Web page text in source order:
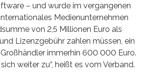
– und wurde im vergangenen
Medienunternehmen
von 2,5 Millionen Euro als
Lizenzgebühr zahlen müssen, ein
immerhin 600 000 Euro.
weiter zu“, heißt es vom Verband.